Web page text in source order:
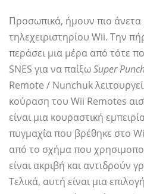
Προσωπικά, ήμουν πιο άνετα
τηλεχειριστηρίου Wii. Την
περάσει μια μέρα από τότε
SNES για να παίξωSuper
Remote / Nunchuk
κούραση του Wii Remotes
είναι μια κουραστική
πυγμαχία που βρέθηκε στο
από το σχήμα που
είναι ακριβή και αντιδρούν
Τελικά, αυτή είναι μια